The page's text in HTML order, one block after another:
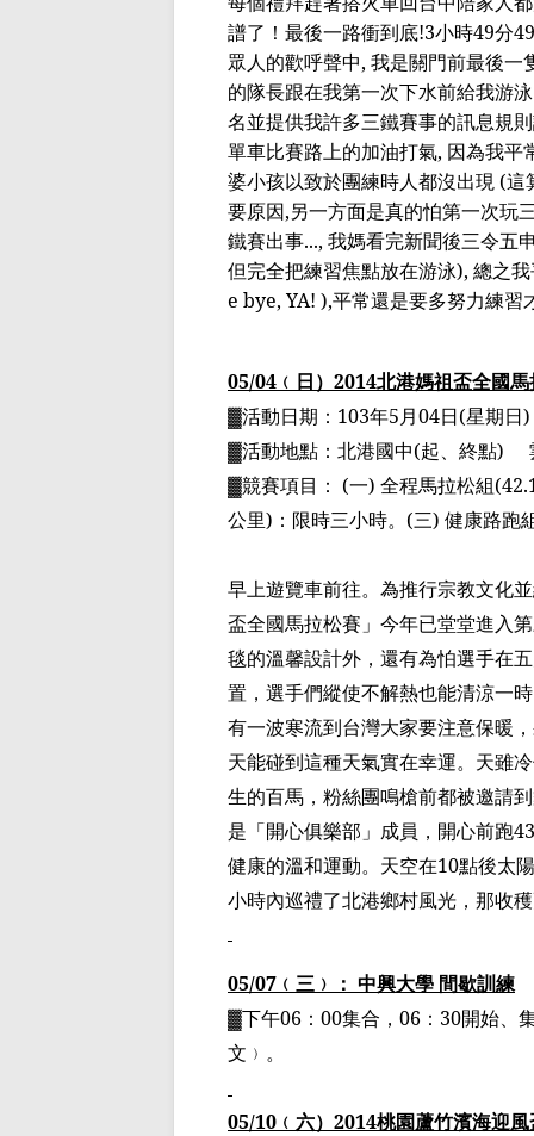
譜了！最後一路衝到底!3小時49分49
眾人的歡呼聲中, 我是關門前最後一
的隊長跟在我第一次下水前給我游
名並提供我許多三鐵賽事的訊息規
單車比賽路上的加油打氣, 因為我平
婆小孩以致於團練時人都沒出現 (這
要原因,另一方面是真的怕第一次玩
鐵賽出事..., 我媽看完新聞後三令五
但完全把練習焦點放在游泳), 總之
e bye, YA! ),平常還是要多努力練習
05/04 ﹙ 日） 2014北港媽祖盃全國
▓活動日期： 103年5月04日(星期日)
▓活動地點：北港國中(起、終點)
▓競賽項目： (一) 全程馬拉松組
公里) ：限時三小時。 (三) 健康路跑
早上遊覽車前往。 為推行宗教文化
盃全國馬拉松賽」今年已堂堂進入
毯的溫馨設計外，還有為怕選手在
置，選手們縱使不解熱也能清涼一
有一波寒流到台灣大家要注意保暖，
天能碰到這種天氣實在幸運。天雖
生的百馬 ，粉絲團鳴槍前都被邀請
是「開心俱樂部」成員， 開心前跑43
健康的溫和運動。天空在10點後太
小時內巡禮了北港鄉村風光，那收
05/07 ﹙ 三 ﹚ ： 中興大學 間歇訓練
▓下午06 ： 00集合， 06 ： 30開始、
文 ﹚ 。
05/10 ﹙ 六） 2014桃園蘆竹濱海迎風